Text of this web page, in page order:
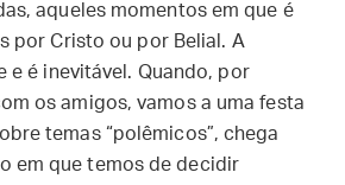
aqueles momentos em que é
por Cristo ou por Belial. A
e é inevitável. Quando, por
os amigos, vamos a uma festa
temas “polêmicos”, chega
em que temos de decidir